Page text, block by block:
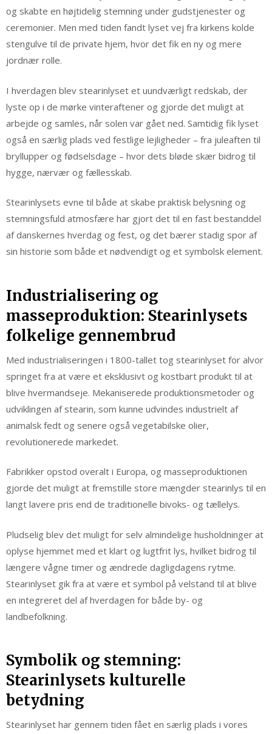
og skabte en højtidelig stemning under gudstjenester og
ceremonier. Men med tiden fandt lyset vej fra kirkens kolde
stengulve til de private hjem, hvor det fik en ny og mere
jordnær rolle.
I hverdagen blev stearinlyset et uundværligt redskab, der
lyste op i de mørke vinteraftener og gjorde det muligt at
arbejde og samles, når solen var gået ned. Samtidig fik lyset
også en særlig plads ved festlige lejligheder – fra juleaften til
bryllupper og fødselsdage – hvor dets bløde skær bidrog til
hygge, nærvær og fællesskab.
Stearinlysets evne til både at skabe praktisk belysning og
stemningsfuld atmosfære har gjort det til en fast bestanddel
af danskernes hverdag og fest, og det bærer stadig spor af
sin historie som både et nødvendigt og et symbolsk element.
Industrialisering og
masseproduktion: Stearinlysets
folkelige gennembrud
Med industrialiseringen i 1800-tallet tog stearinlyset for alvor
springet fra at være et eksklusivt og kostbart produkt til at
blive hvermandseje. Mekaniserede produktionsmetoder og
udviklingen af stearin, som kunne udvindes industrielt af
animalsk fedt og senere også vegetabilske olier,
revolutionerede markedet.
Fabrikker opstod overalt i Europa, og masseproduktionen
gjorde det muligt at fremstille store mængder stearinlys til en
langt lavere pris end de traditionelle bivoks- og tællelys.
Pludselig blev det muligt for selv almindelige husholdninger at
oplyse hjemmet med et klart og lugtfrit lys, hvilket bidrog til
længere vågne timer og ændrede dagligdagens rytme.
Stearinlyset gik fra at være et symbol på velstand til at blive
en integreret del af hverdagen for både by- og
landbefolkning.
Symbolik og stemning:
Stearinlysets kulturelle
betydning
Stearinlyset har gennem tiden fået en særlig plads i vores